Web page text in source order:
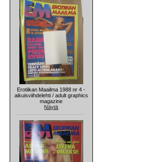
Erotiikan Maailma 1988 nr 4 -
aikuisviihdelehti / adult graphics
magazine
Näytä